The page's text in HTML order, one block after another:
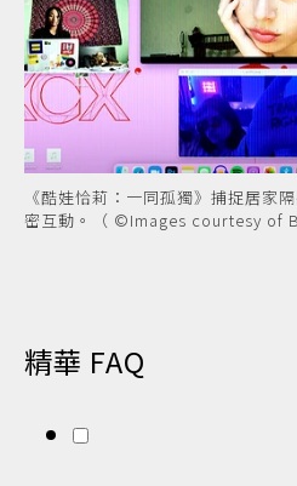
《酷娃恰莉：一同孤獨》捕捉居家
密互動。（ ©Images courtesy of
精華 FAQ